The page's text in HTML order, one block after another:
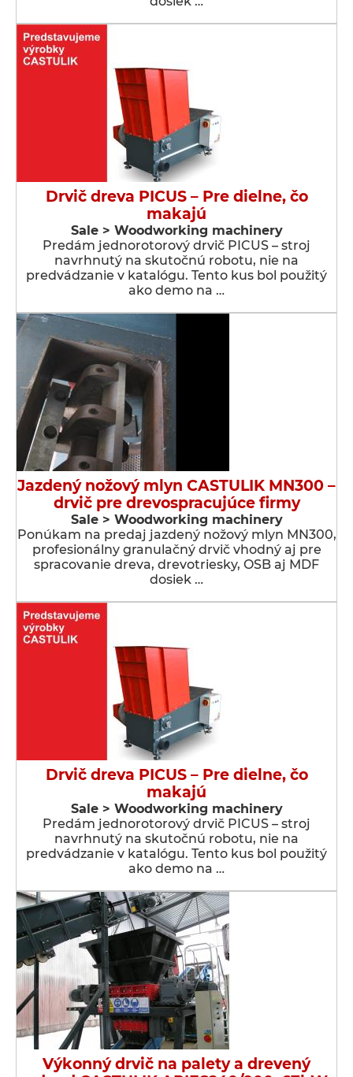
Drvič dreva PICUS – Pre dielne, čo
makajú
Sale > Woodworking machinery
Predám jednorotorový drvič PICUS – stroj
navrhnutý na skutočnú robotu, nie na
predvádzanie v katalógu. Tento kus bol použitý
ako demo na …
Jazdený nožový mlyn CASTULIK MN300 –
drvič pre drevospracujúce firmy
Sale > Woodworking machinery
Ponúkam na predaj jazdený nožový mlyn MN300,
profesionálny granulačný drvič vhodný aj pre
spracovanie dreva, drevotriesky, OSB aj MDF
dosiek …
Drvič dreva PICUS – Pre dielne, čo
makajú
Sale > Woodworking machinery
Predám jednorotorový drvič PICUS – stroj
navrhnutý na skutočnú robotu, nie na
predvádzanie v katalógu. Tento kus bol použitý
ako demo na …
Výkonný drvič na palety a drevený